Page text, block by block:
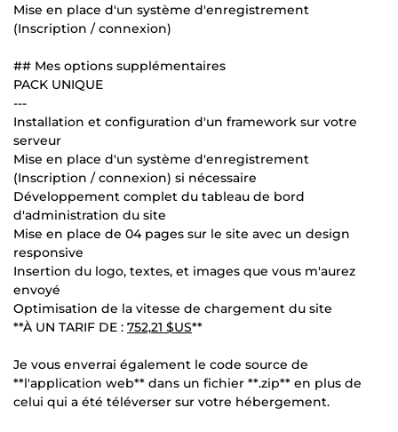
Mise en place d'un système d'enregistrement
(Inscription / connexion)
## Mes options supplémentaires
PACK UNIQUE
---
Installation et configuration d'un framework sur votre
serveur
Mise en place d'un système d'enregistrement
(Inscription / connexion) si nécessaire
Développement complet du tableau de bord
d'administration du site
Mise en place de 04 pages sur le site avec un design
responsive
Insertion du logo, textes, et images que vous m'aurez
envoyé
Optimisation de la vitesse de chargement du site
**À UN TARIF DE : 752,21 $US**
Je vous enverrai également le code source de
**l'application web** dans un fichier **.zip** en plus de
celui qui a été téléverser sur votre hébergement.